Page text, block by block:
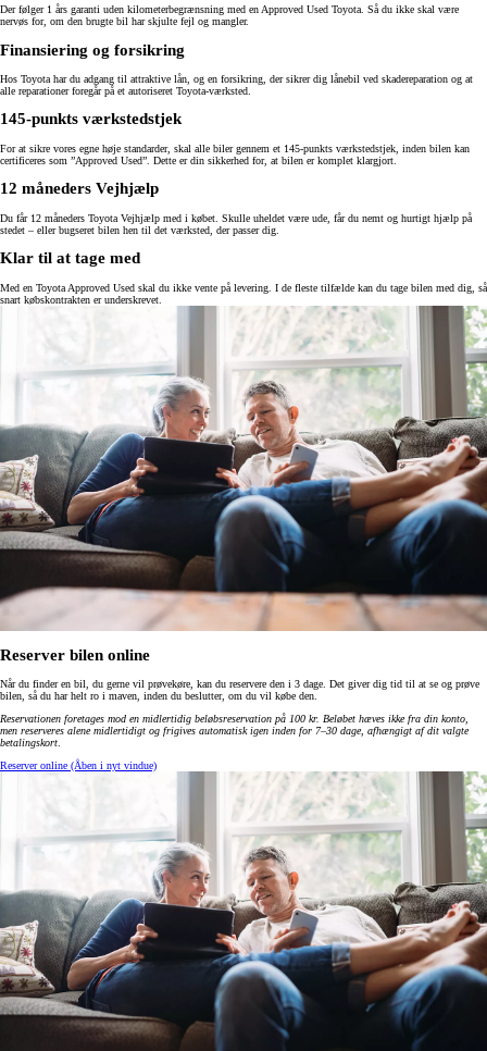
Der følger 1 års garanti uden kilometerbegrænsning med en Approved Used Toyota. Så du ikke skal være
nervøs for, om den brugte bil har skjulte fejl og mangler.
Finansiering og forsikring
Hos Toyota har du adgang til attraktive lån, og en forsikring, der sikrer dig lånebil ved skadereparation og at
alle reparationer foregår på et autoriseret Toyota-værksted.
145-punkts værkstedstjek
For at sikre vores egne høje standarder, skal alle biler gennem et 145-punkts værkstedstjek, inden bilen kan
certificeres som ”Approved Used”. Dette er din sikkerhed for, at bilen er komplet klargjort.
12 måneders Vejhjælp
Du får 12 måneders Toyota Vejhjælp med i købet. Skulle uheldet være ude, får du nemt og hurtigt hjælp på
stedet – eller bugseret bilen hen til det værksted, der passer dig.
Klar til at tage med
Med en Toyota Approved Used skal du ikke vente på levering. I de fleste tilfælde kan du tage bilen med dig, så
snart købskontrakten er underskrevet.
Reserver bilen online
Når du finder en bil, du gerne vil prøvekøre, kan du reservere den i 3 dage. Det giver dig tid til at se og prøve
bilen, så du har helt ro i maven, inden du beslutter, om du vil købe den.
Reservationen foretages mod en midlertidig beløbsreservation på 100 kr. Beløbet hæves ikke fra din konto,
men reserveres alene midlertidigt og frigives automatisk igen inden for 7–30 dage, afhængigt af dit valgte
betalingskort.
Reserver online (Åben i nyt vindue)